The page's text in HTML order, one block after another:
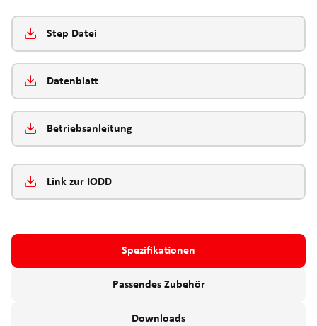
Step Datei
Datenblatt
Betriebsanleitung
Link zur IODD
Spezifikationen
Passendes Zubehör
Downloads